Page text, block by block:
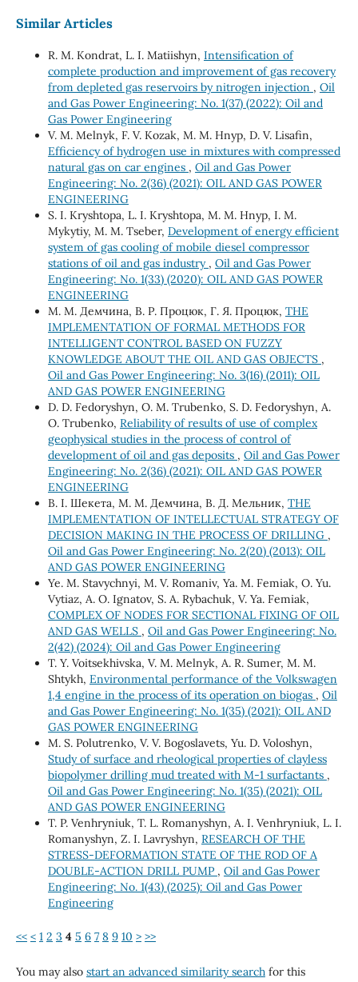
Similar Articles
R. M. Kondrat, L. I. Matiishyn, Intensification of
complete production and improvement of gas recovery
from depleted gas reservoirs by nitrogen injection , Oil
and Gas Power Engineering: No. 1(37) (2022): Oil and
Gas Power Engineering
V. М. Melnyk, F. V. Kozak, М. М. Hnyp, D. V. Lisafin,
Efficiency of hydrogen use in mixtures with compressed
natural gas on car engines , Oil and Gas Power
Engineering: No. 2(36) (2021): OIL AND GAS POWER
ENGINEERING
S. I. Kryshtopa, L. I. Kryshtopa, M. М. Hnyp, I. M.
Mykytiy, M. M. Tseber, Development of energy efficient
system of gas cooling of mobile diesel compressor
stations of oil and gas industry , Oil and Gas Power
Engineering: No. 1(33) (2020): OIL AND GAS POWER
ENGINEERING
М. М. Демчина, В. Р. Процюк, Г. Я. Процюк, THE
IMPLEMENTATION OF FORMAL METHODS FOR
INTELLIGENT CONTROL BASED ON FUZZY
KNOWLEDGE ABOUT THE OIL AND GAS OBJECTS ,
Oil and Gas Power Engineering: No. 3(16) (2011): OIL
AND GAS POWER ENGINEERING
D. D. Fedoryshyn, О. М. Trubenko, S. D. Fedoryshyn, А.
О. Trubenko, Reliability of results of use of complex
geophysical studies in the process of control of
development of oil and gas deposits , Oil and Gas Power
Engineering: No. 2(36) (2021): OIL AND GAS POWER
ENGINEERING
В. І. Шекета, М. М. Демчина, В. Д. Мельник, THE
IMPLEMENTATION OF INTELLECTUAL STRATEGY OF
DECISION MAKING IN THE PROCESS OF DRILLING ,
Oil and Gas Power Engineering: No. 2(20) (2013): OIL
AND GAS POWER ENGINEERING
Ye. M. Stavychnyi, M. V. Romaniv, Ya. M. Femiak, O. Yu.
Vytiaz, A. O. Ignatov, S. A. Rybachuk, V. Ya. Femiak,
COMPLEX OF NODES FOR SECTIONAL FIXING OF OIL
AND GAS WELLS , Oil and Gas Power Engineering: No.
2(42) (2024): Oil and Gas Power Engineering
Т. Y. Voitsekhivska, V. М. Melnyk, А. R. Sumer, М. М.
Shtykh, Environmental performance of the Volkswagen
1,4 engine in the process of its operation on biogas , Oil
and Gas Power Engineering: No. 1(35) (2021): OIL AND
GAS POWER ENGINEERING
М. S. Polutrenko, V. V. Bogoslavets, Yu. D. Voloshyn,
Study of surface and rheological properties of clayless
biopolymer drilling mud treated with M-1 surfactants ,
Oil and Gas Power Engineering: No. 1(35) (2021): OIL
AND GAS POWER ENGINEERING
T. P. Venhryniuk, T. L. Romanyshyn, A. I. Venhryniuk, L. I.
Romanyshyn, Z. I. Lavryshyn, RESEARCH OF THE
STRESS-DEFORMATION STATE OF THE ROD OF A
DOUBLE-ACTION DRILL PUMP , Oil and Gas Power
Engineering: No. 1(43) (2025): Oil and Gas Power
Engineering
<< < 1 2 3 4 5 6 7 8 9 10 > >>
You may also start an advanced similarity searchfor this